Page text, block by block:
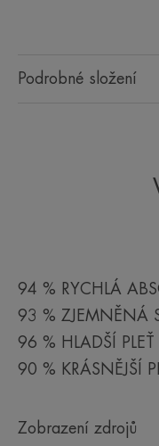
Podrobné složení
94 % RYCHLÁ
93 % ZJEMNĚNÁ
96 % HLADŠÍ PLEŤ
90 % KRÁSNĚJŠÍ
Zobrazení zdrojů